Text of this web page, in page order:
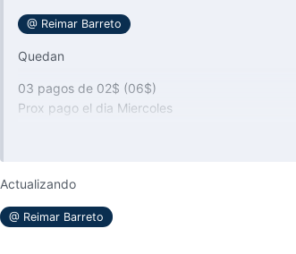
@ Reimar Barreto
Quedan
03 pagos de 02$ (06$)
Prox pago el dia Miercoles
--------------
*Cupo Usado 06/05*
Actualizando
@ Reimar Barreto